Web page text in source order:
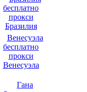
Бразилия
Венесуэла